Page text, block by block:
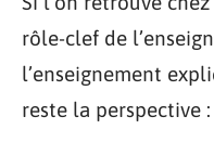
rôle-clef de
l’enseignement
reste la perspective :